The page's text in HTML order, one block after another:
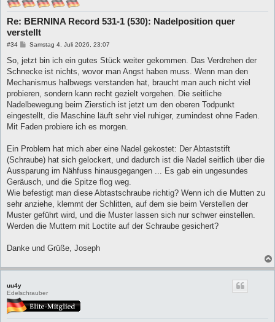
Re: BERNINA Record 531-1 (530): Nadelposition quer
verstellt
#34
B
i
r
a
Samstag 4. Juli 2026, 23:07
So, jetzt bin ich ein gutes Stück weiter gekommen. Das Verdrehen der
Schnecke ist nichts, wovor man Angst haben muss. Wenn man den
Mechanismus halbwegs verstanden hat, braucht man auch nicht viel
probieren, sondern kann recht gezielt vorgehen. Die seitliche
Nadelbewegung beim Zierstich ist jetzt um den oberen Todpunkt
eingestellt, die Maschine läuft sehr viel ruhiger, zumindest ohne Faden.
Mit Faden probiere ich es morgen.
Ein Problem hat mich aber eine Nadel gekostet: Der Abtaststift
(Schraube) hat sich gelockert, und dadurch ist die Nadel seitlich über die
Aussparung im Nähfuss hinausgegangen ... Es gab ein ungesundes
Geräusch, und die Spitze flog weg.
Wie befestigt man diese Abtastschraube richtig? Wenn ich die Mutten zu
sehr anziehe, klemmt der Schlitten, auf dem sie beim Verstellen der
Muster geführt wird, und die Muster lassen sich nur schwer einstellen.
Werden die Muttern mit Loctite auf der Schraube gesichert?
Danke und Grüße, Joseph
uu4y
Edelschrauber